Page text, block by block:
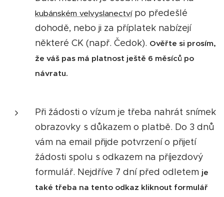
kubánském velvyslanectvípo předešlé
dohodě, nebo ji za příplatek nabízejí
některé CK (např. Čedok). Ověřte si prosím,
že váš pas má platnost ještě 6 měsíců po
návratu.
Při žádosti o vízum je třeba nahrát snímek
obrazovky s důkazem o platbě. Do 3 dnů
vám na email přijde potvrzení o přijetí
žádosti spolu s odkazem na příjezdový
formulář. Nejdříve 7 dní před odletem je
také třeba na tento odkaz kliknout formulář